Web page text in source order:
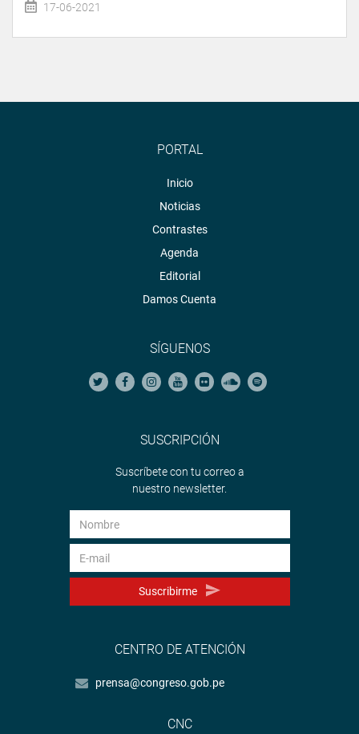
17-06-2021
PORTAL
Inicio
Noticias
Contrastes
Agenda
Editorial
Damos Cuenta
SÍGUENOS
SUSCRIPCIÓN
Suscríbete con tu correo a
nuestro newsletter.
Suscribirme
CENTRO DE ATENCIÓN
prensa@congreso.gob.pe
CNC